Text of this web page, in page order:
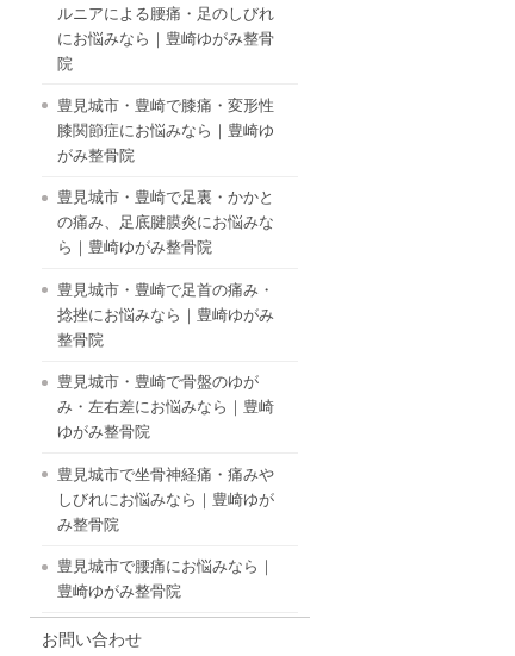
ルニアによる腰痛・足のしびれ
にお悩みなら｜豊崎ゆがみ整骨
院
豊見城市・豊崎で膝痛・変形性
膝関節症にお悩みなら｜豊崎ゆ
がみ整骨院
豊見城市・豊崎で足裏・かかと
の痛み、足底腱膜炎にお悩みな
ら｜豊崎ゆがみ整骨院
豊見城市・豊崎で足首の痛み・
捻挫にお悩みなら｜豊崎ゆがみ
整骨院
豊見城市・豊崎で骨盤のゆが
み・左右差にお悩みなら｜豊崎
ゆがみ整骨院
豊見城市で坐骨神経痛・痛みや
しびれにお悩みなら｜豊崎ゆが
み整骨院
豊見城市で腰痛にお悩みなら｜
豊崎ゆがみ整骨院
お問い合わせ